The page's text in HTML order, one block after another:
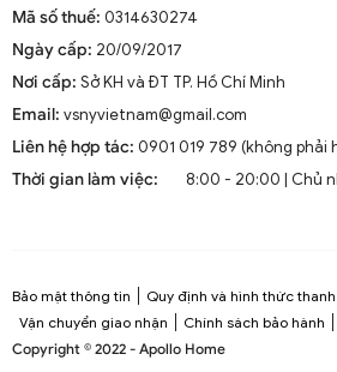
Cấu trúc tổng thể của quạt trần
cơ, cánh quạt, bộ điều khiển và
được chế tạo từ chất liệu như gỗ,
composite để đảm bảo độ bền
Nguyên lý hoạt động cơ bản
Động cơ điện làm quay các
khí tuần hoàn trong không gian
Công nghệ tiên tiến tích hợp
Mã số thuế: 0314630274
Ngày cấp: 20/09/2017
Nơi cấp: Sở KH và ĐT TP. Hồ Chí Minh
Email: vsnyvietnam@gmail.com
Liên hệ hợp tác: 0901 019 789 (không phải
Thời gian làm việc:
8:00 - 20:00 | Chủ
Bảo mật thông tin
Quy định và hình thức
Vận chuyển giao nhận
Chính sách bảo hành
Copyright © 2022 - Apollo Home